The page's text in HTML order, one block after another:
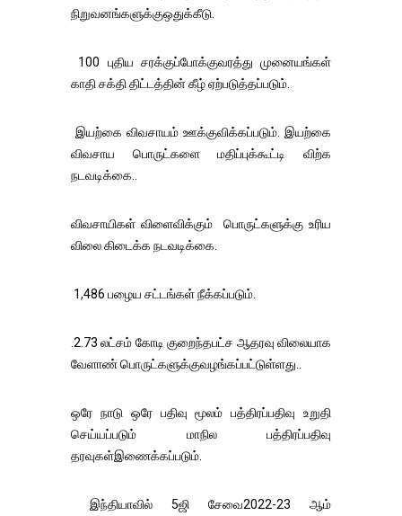
நிறுவனங்களுக்குஒதுக்கீடு.
100 புதிய சரக்குப்போக்குவரத்து முனையங்கள்
காதி சக்தி திட்டத்தின் கீழ் ஏற்படுத்தப்படும்.
இயற்கை விவசாயம் ஊக்குவிக்கப்படும். இயற்கை
விவசாய பொருட்களை மதிப்புக்கூட்டி விற்க
நடவடிக்கை..
விவசாயிகள் விளைவிக்கும் பொருட்களுக்கு உரிய
விலை கிடைக்க நடவடிக்கை.
1,486 பழைய சட்டங்கள் நீக்கப்படும்.
.2.73 லட்சம் கோடி குறைந்தபட்ச ஆதரவு விலையாக
வேளாண் பொருட்களுக்குவழங்கப்பட்டுள்ளது..
ஒரே நாடு ஒரே பதிவு மூலம் பத்திரப்பதிவு உறுதி
செய்யப்படும் மாநில பத்திரப்பதிவு
தரவுகள்இணைக்கப்படும்.
இந்தியாவில் 5ஜி சேவை2022-23 ஆம்